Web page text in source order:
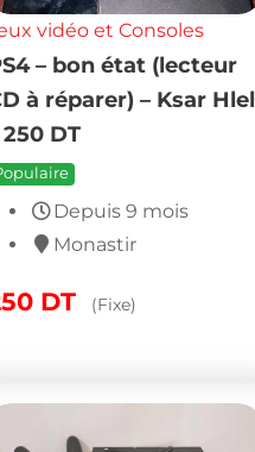
vidéo et Consoles
– bon état (lecteur
à réparer) – Ksar Hlel
250 DT
Depuis 9 mois
Monastir
DT (Fixe)